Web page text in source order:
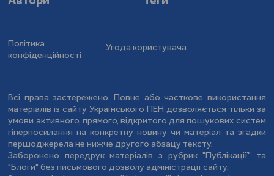
Політика
конфіденційності
Угода користувача
Всі права застережено. Повне або часткове використання
матеріалів із сайту Українського ПЕН дозволяється тільки за
умови активного, прямого, відкритого для пошукових систем
гіперпосилання на конкретну новину чи матеріал та згадки
першоджерела не нижче другого абзацу тексту.
Заборонено передрук матеріалів з рубрик "Публікації" та
"Блоги" без письмового дозволу адміністрації сайту.